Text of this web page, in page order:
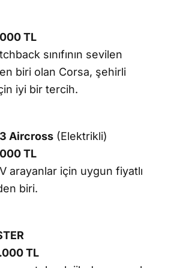
TL
sınıfının sevilen
biri olan Corsa, şehirli
iyi bir tercih.
Aircross (Elektrikli)
TL
arayanlar için uygun fiyatlı
biri.
TL